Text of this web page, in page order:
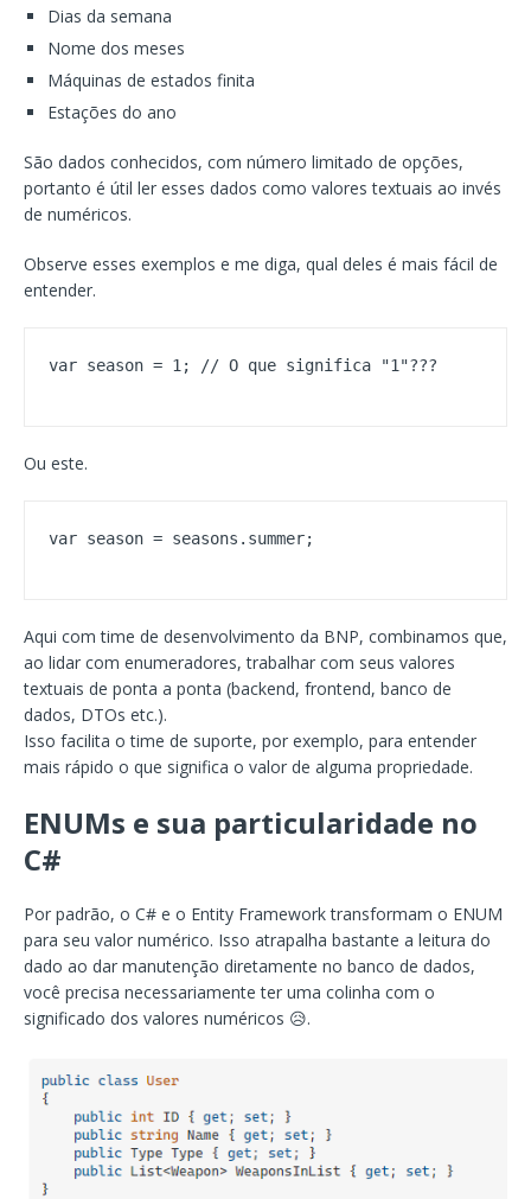
Dias da semana
Nome dos meses
Máquinas de estados finita
Estações do ano
São dados conhecidos, com número limitado de opções,
portanto é útil ler esses dados como valores textuais ao invés
de numéricos.
Observe esses exemplos e me diga, qual deles é mais fácil de
entender.
var season = 1; // O que significa "1"???
Ou este.
var season = seasons.summer;
Aqui com time de desenvolvimento da BNP, combinamos que,
ao lidar com enumeradores, trabalhar com seus valores
textuais de ponta a ponta (backend, frontend, banco de
dados, DTOs etc.).
Isso facilita o time de suporte, por exemplo, para entender
mais rápido o que significa o valor de alguma propriedade.
ENUMs e sua particularidade no
C#
Por padrão, o C# e o Entity Framework transformam o ENUM
para seu valor numérico. Isso atrapalha bastante a leitura do
dado ao dar manutenção diretamente no banco de dados,
você precisa necessariamente ter uma colinha com o
significado dos valores numéricos 😥.